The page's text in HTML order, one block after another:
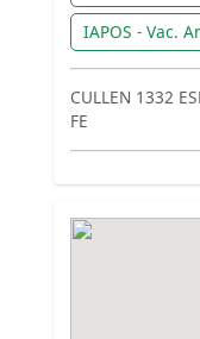
IAPOS - Vac.
CULLEN 1332
FE